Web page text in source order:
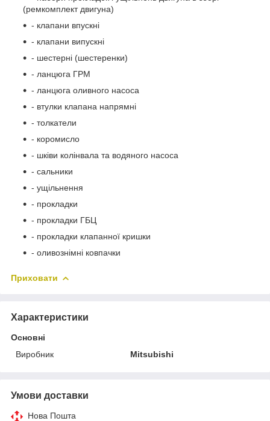
(ремкомплект двигуна)
- клапани впускні
- клапани випускні
- шестерні (шестеренки)
- ланцюга ГРМ
- ланцюга оливного насоса
- втулки клапана напрямні
- толкатели
- коромисло
- шківи колінвала та водяного насоса
- сальники
- ущільнення
- прокладки
- прокладки ГБЦ
- прокладки клапанної кришки
- оливознімні ковпачки
Приховати
Характеристики
Основні
Виробник
Mitsubishi
Умови доставки
Нова Пошта